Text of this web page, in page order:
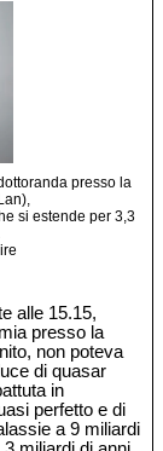
presso la
si estende per 3,3
alle 15.15,
presso la
non poteva
di quasar
in
perfetto e di
a 9 miliardi